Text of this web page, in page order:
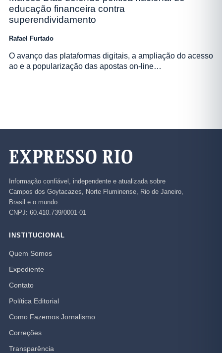
educação financeira contra
superendividamento
Rafael Furtado
O avanço das plataformas digitais, a ampliação do acesso
ao e a popularização das apostas on-line…
Informação confiável, independente e atualizada sobre
Campos dos Goytacazes, Norte Fluminense, Rio de Janeiro,
Brasil e o mundo.
CNPJ: 60.410.739/0001-01
INSTITUCIONAL
Quem Somos
Expediente
Contato
Política Editorial
Como Fazemos Jornalismo
Correções
Transparência